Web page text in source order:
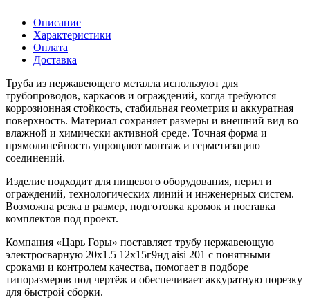
Описание
Характеристики
Оплата
Доставка
Труба из нержавеющего металла используют для
трубопроводов, каркасов и ограждений, когда требуются
коррозионная стойкость, стабильная геометрия и аккуратная
поверхность. Материал сохраняет размеры и внешний вид во
влажной и химически активной среде. Точная форма и
прямолинейность упрощают монтаж и герметизацию
соединений.
Изделие подходит для пищевого оборудования, перил и
ограждений, технологических линий и инженерных систем.
Возможна резка в размер, подготовка кромок и поставка
комплектов под проект.
Компания «Царь Горы» поставляет трубу нержавеющую
электросварную 20х1.5 12х15г9нд aisi 201 с понятными
сроками и контролем качества, помогает в подборе
типоразмеров под чертёж и обеспечивает аккуратную порезку
для быстрой сборки.